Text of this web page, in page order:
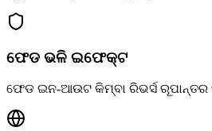
ଫେଡ ଭଳି ଇଫେକ୍ଟ
ଫେଡ ଇନ-ଆଉଟ କିମ୍ବା ରିଭର୍ସ